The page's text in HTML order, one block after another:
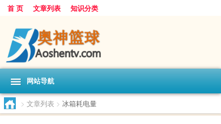
首 页 文章列表 知识分类
网站导航
> 文章列表 > 冰箱耗电量